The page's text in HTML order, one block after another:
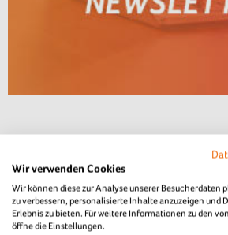
Wir verwenden Cookies
Wir können diese zur Analyse unserer Besucherdaten
zu verbessern, personalisierte Inhalte anzuzeigen und
Erlebnis zu bieten. Für weitere Informationen zu den
öffne die Einstellungen.